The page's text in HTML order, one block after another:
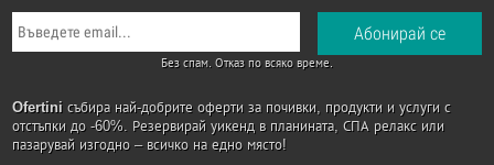
Без спам. Отказ по всяко време.
Ofertini събира най-добрите оферти за почивки, продукти и услуги с
отстъпки до -60%. Резервирай уикенд в планината, СПА релакс или
пазарувай изгодно – всичко на едно място!